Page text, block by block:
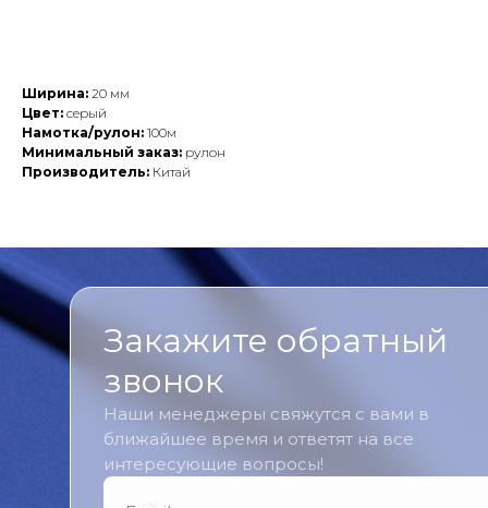
Ширина: 20 мм
Цвет: серый
Намотка/рулон: 100м
Минимальный заказ: рулон
Производитель: Китай
Закажите обратный
звонок
Наши менеджеры свяжутся с вами в
ближайшее время и ответят на все
интересующие вопросы!